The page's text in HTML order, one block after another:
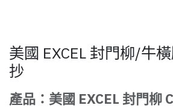
美國 EXCEL 封門柳/牛
抄
產品：美國 EXCEL 封門柳